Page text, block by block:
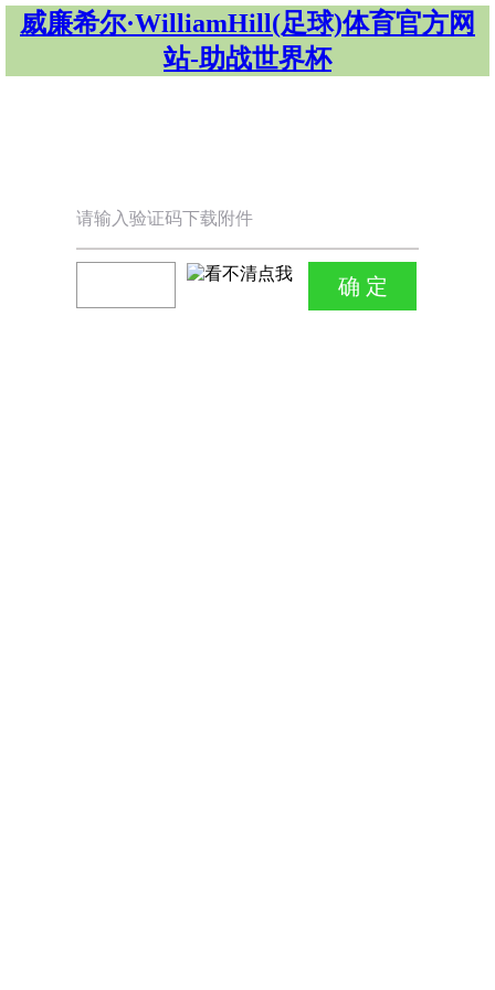
威廉希尔·WilliamHill(足球)体育官方网
站-助战世界杯
请输入验证码下载附件